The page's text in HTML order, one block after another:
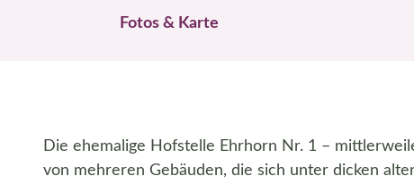
Fotos & Karte
Die ehemalige Hofstelle Ehrhorn Nr. 1 –
von mehreren Gebäuden, die sich unter dicken